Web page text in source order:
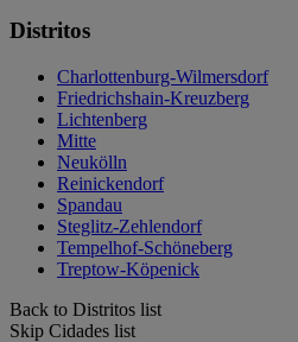
Distritos
Charlottenburg-Wilmersdorf
Friedrichshain-Kreuzberg
Lichtenberg
Mitte
Neukölln
Reinickendorf
Spandau
Steglitz-Zehlendorf
Tempelhof-Schöneberg
Treptow-Köpenick
Back to Distritos list
Skip Cidades list